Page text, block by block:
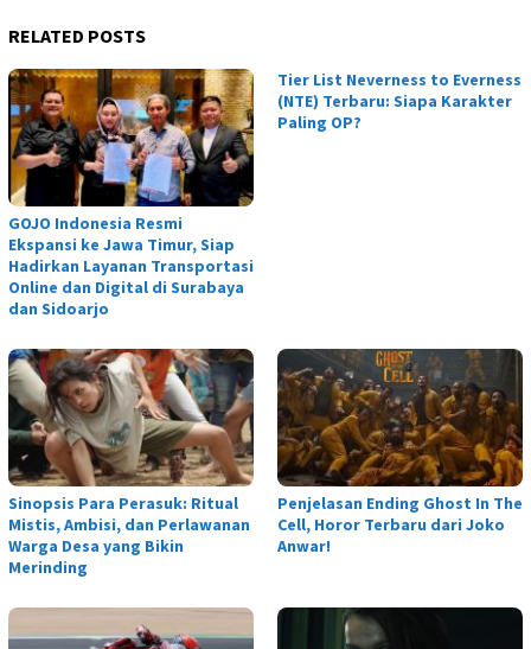
RELATED POSTS
GOJO Indonesia Resmi
Ekspansi ke Jawa Timur, Siap
Hadirkan Layanan Transportasi
Online dan Digital di Surabaya
dan Sidoarjo
Tier List Neverness to Everness
(NTE) Terbaru: Siapa Karakter
Paling OP?
Sinopsis Para Perasuk: Ritual
Mistis, Ambisi, dan Perlawanan
Warga Desa yang Bikin
Merinding
Penjelasan Ending Ghost In The
Cell, Horor Terbaru dari Joko
Anwar!